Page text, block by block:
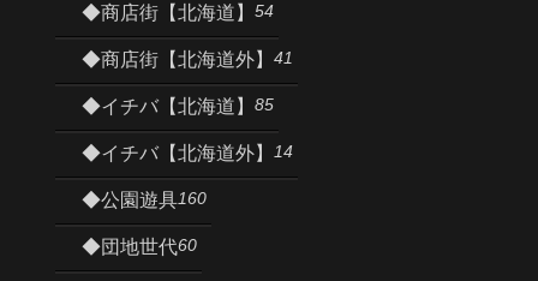
◆商店街【北海道】 54
◆商店街【北海道外】 41
◆イチバ【北海道】 85
◆イチバ【北海道外】 14
◆公園遊具160
◆団地世代60